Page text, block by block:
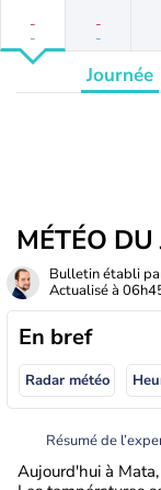
-
-
-
-
Journée
MÉTÉO DU
Bulletin établi
Actualisé à
En bref
Radar météo
Résumé de
Aujourd'hui à